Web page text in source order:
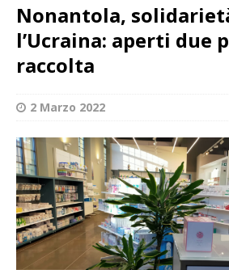
Nonantola,
l’Ucraina: aperti due
raccolta
2 Marzo 2022